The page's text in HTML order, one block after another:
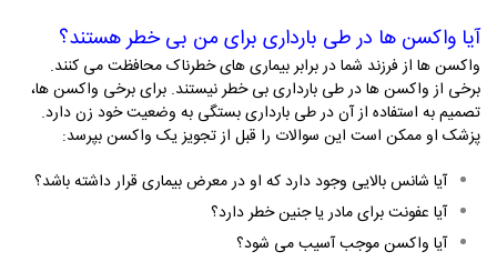
آیا واکسن ها در طی بارداری برای من بی خطر هستند؟
واکسن­ ها از فرزند شما در برابر بیماری­ های خطرناک محافظت می­ کنند.
برخی از واکسن­ ها در طی بارداری بی خطر نیستند. برای برخی واکسن­ ها،
تصمیم به استفاده از آن در طی بارداری بستگی به وضعیت خود زن دارد.
پزشک او ممکن است این سوالات را قبل از تجویز یک واکسن بپرسد:
آیا شانس بالایی وجود دارد که او در معرض بیماری قرار داشته باشد؟
آیا عفونت برای مادر یا جنین خطر دارد؟
آیا واکسن موجب آسیب می­ شود؟